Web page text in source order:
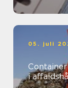
05. juli
i